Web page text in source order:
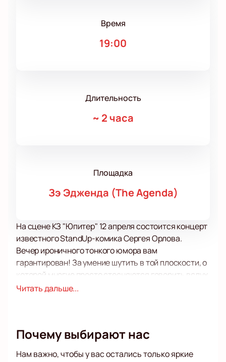
Время
19:00
Длительность
~ 2 часа
Площадка
Зэ Эдженда (The Agenda)
На сцене КЗ "Юпитер" 12 апреля состоится концерт
известного StandUp-комика Сергея Орлова.
Вечер ироничного тонкого юмора вам
гарантирован! За умение шутить в той плоскости, о
которой многие просто стесняются говорить вслух,
выступления этого артиста можно назвать
Темы для разговора с гостями концерта Сергей
которые он описывает, так близки аудитории. Не
Читать дальше...
Почему выбирают нас
Нам важно, чтобы у вас остались только яркие